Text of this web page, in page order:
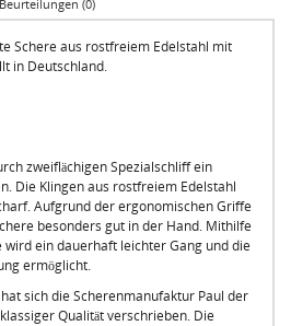
Beurteilungen (0)
Schere aus rostfreiem Edelstahl mit
in Deutschland.
zweiflächigen Spezialschliff ein
Die Klingen aus rostfreiem Edelstahl
Aufgrund der ergonomischen Griffe
besonders gut in der Hand. Mithilfe
ein dauerhaft leichter Gang und die
ermöglicht.
sich die Scherenmanufaktur Paul der
Qualität verschrieben. Die